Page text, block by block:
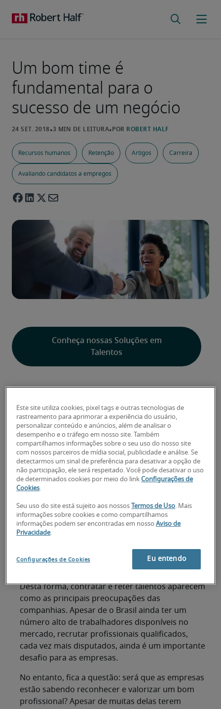
Um bom time é
fundamental para o
sucesso de um negócio
Recursos humanos Retenção Artigos Carreira
Avaliando candidatos a empregos
Conheça nossas Soluções em
Talentos
Etapa 1 - Defina o modelo de contratação
mais adequado
Etapa 2 - Encontrar bons candidatos
Etapa 3 - Fazer boas entrevistas
Etapa 4 - Checar referências
Etapa 5 - Fazer a oferta
Etapa 6 - Receber o novo colaborador
Pessoas são o principal ativo de uma empresa e,
por isso, contar com um bom time é
Desta forma, contratar e reter talentos aparecem
como as principais preocupações das
companhias. Apesar de o Brasil ainda ter um
número alto de trabalhadores disponíveis no
mercado, recrutar profissionais qualificados,
cada vez mais disputados, ainda é um importante
desafio para as empresas.
No entanto, fica a questão: será que as empresas
estão sabendo reconhecer e valorizar um bom
profissional? Apesar de muitas delas terem
Este site utiliza cookies, pixel tags e outras tecnologias de
rastreamento para aprimorar a experiência do usuário,
personalizar conteúdo e anúncios, além de analisar o
desempenho e o tráfego em nosso site. Também
compartilhamos informações sobre o seu uso do nosso site
com nossos parceiros de mídia social, publicidade e análise. Se
detectarmos um sinal de preferência para desativar a opção de
não participação, ele será respeitado. Você pode desativar o uso
de determinados cookies por meio do linkConfigurações de
Cookies.
Seu uso do site está sujeito aos nossos Termos de Uso. Mais
informações sobre cookies e como compartilhamos
informações podem ser encontradas em nossoAviso de
Privacidade.
Configurações de Cookies Eu entendo